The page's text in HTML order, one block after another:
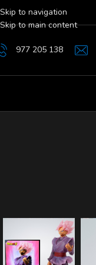
Skip to navigation
Skip to main content
977 205 138